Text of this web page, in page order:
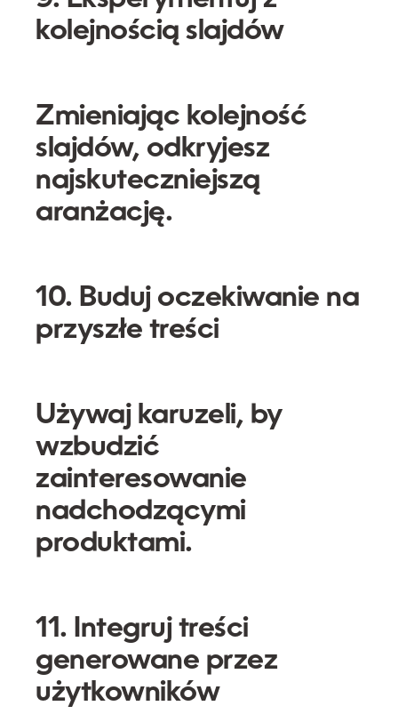
kolejnością slajdów
Zmieniając kolejność
slajdów, odkryjesz
najskuteczniejszą
aranżację.
10. Buduj oczekiwanie na
przyszłe treści
Używaj karuzeli, by
wzbudzić
zainteresowanie
nadchodzącymi
produktami.
11. Integruj treści
generowane przez
użytkowników